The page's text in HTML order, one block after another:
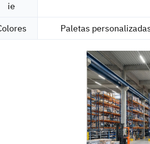
ie
Paletas